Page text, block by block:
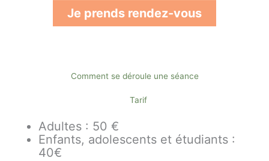
Je prends rendez-vous
Comment se déroule une séance
Tarif
Adultes : 50 €
Enfants, adolescents et étudiants :
40€